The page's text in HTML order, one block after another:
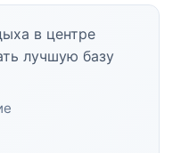
в центре
лучшую базу